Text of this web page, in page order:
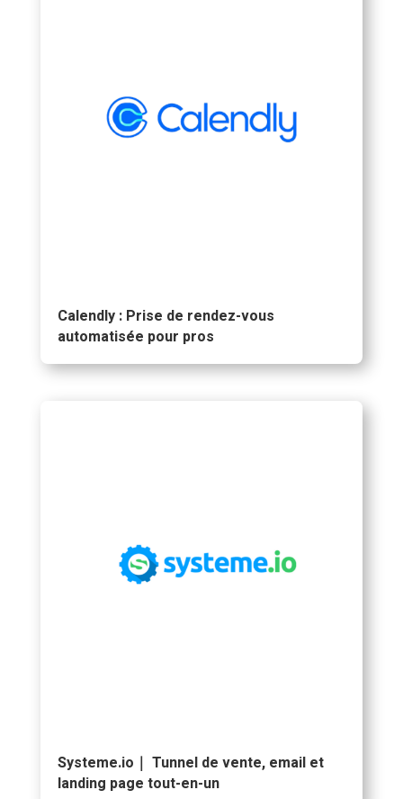
Calendly : Prise de rendez-vous
automatisée pour pros
Systeme.io｜ Tunnel de vente, email et
landing page tout-en-un